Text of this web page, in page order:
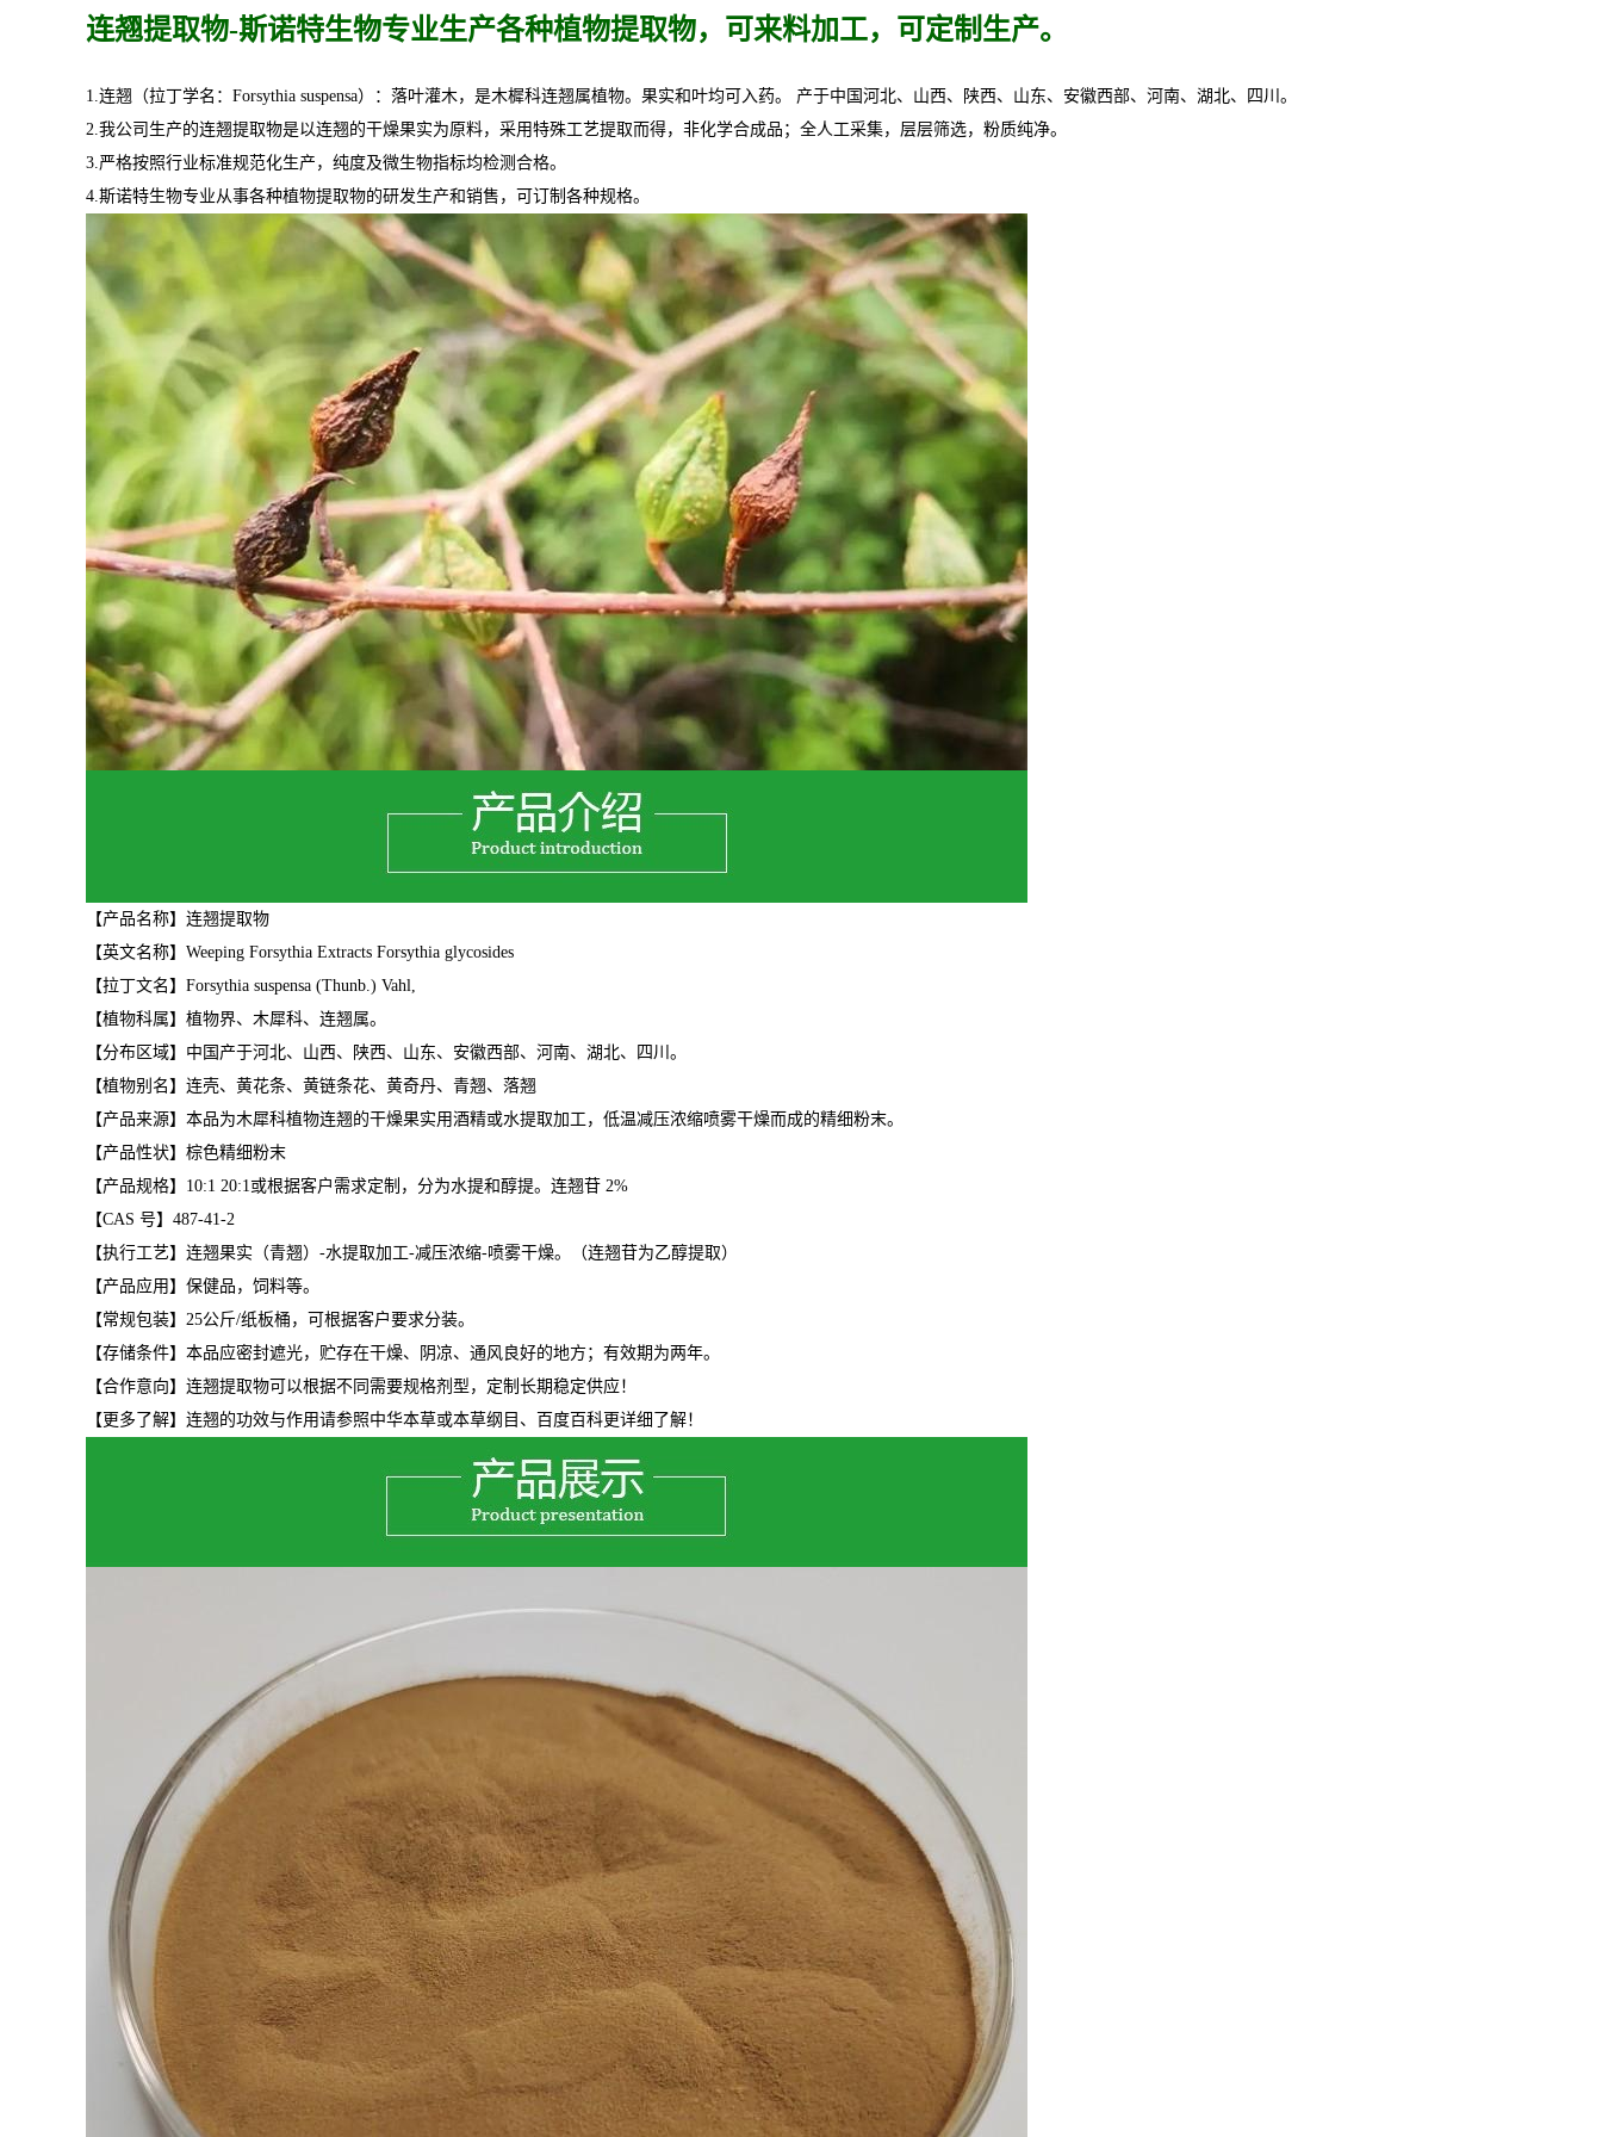
连翘提取物-斯诺特生物专业生产各种植物提取物，可来料加工，可定制生产。
1.连翘（拉丁学名：Forsythia suspensa）：落叶灌木，是木樨科连翘属植物。果实和叶均可入药。 产于中国河北、山西、陕西、山东、安徽西部、河南、湖北、四川。
2.我公司 生产的连翘提取物是以连翘的干燥果实为原料，采用特殊工艺提取而得，非化学合成品；全人工采集，层层筛选，粉质纯净。
3.严格按照行业标准规范化生产，纯度及微生物指标均检测合格。
4.斯诺特生物专业从事各种植物提取物的研发生产和销售，可订制各种规格。
【产品名称】连翘提取物
【英文名称】 Weeping Forsythia Extracts Forsythia glycosides
【拉丁文名】 Forsythia suspensa (Thunb.) Vahl,
【植物科属】植物界、木犀科、连翘属。
【分布区域】中国产于河北、山西、陕西、山东、安徽西部、河南、湖北、四川。
【植物别名】连壳、黄花条、黄链条花、黄奇丹、青翘、落翘
【产品来源】本品为木犀科植物连翘的干燥果实用酒精或水提取加工，低温减压浓缩喷雾干燥而成的精细粉末。
【产品性状】棕色精细粉末
【产品规格】 10:1 20:1或根据客户需求定制 ，分为水提和醇提。连翘苷 2%
【CAS 号】 487-41-2
【执行工艺】连翘果实（青翘） -水提取加工-减压浓缩-喷雾干燥。（连翘苷为乙醇提取）
【产品应用】保健品，饲料等。
【常规包装】25公斤/纸板桶，可根据客户要求分装。
【存储条件】本品应密封遮光，贮存在干燥、阴凉、通风良好的地方；有效期为两年。
【合作意向】连翘提取物可以根据不同需要规格剂型，定制长期稳定供应！
【更多了解】连翘的功效与作用请参照中华本草或本草纲目、百度百科更详细了解！